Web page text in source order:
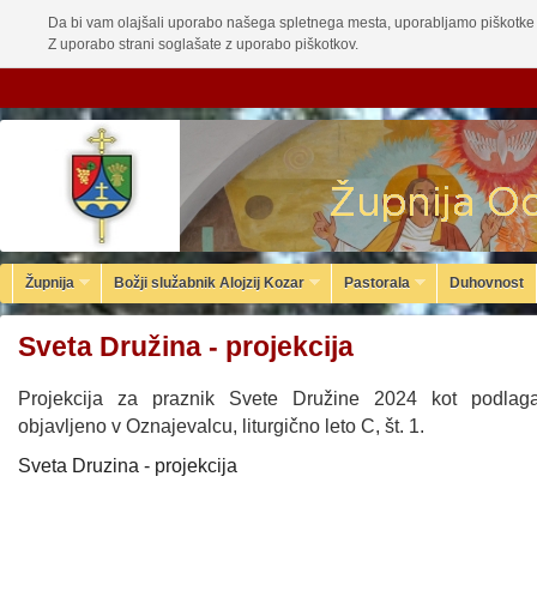
Da bi vam olajšali uporabo našega spletnega mesta, uporabljamo
Z uporabo strani soglašate z uporabo piškotkov.
Župnija Božji služabnik Alojzij Kozar Pastorala Duhovnost
Sveta Družina - projekcija
Projekcija za praznik Svete Družine 2024 kot
objavljeno v Oznajevalcu, liturgično leto C, št. 1.
Sveta Druzina - projekcija